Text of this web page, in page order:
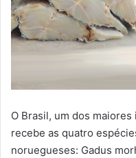
O Brasil, um dos
recebe as quatro
noruegueses: Gadus